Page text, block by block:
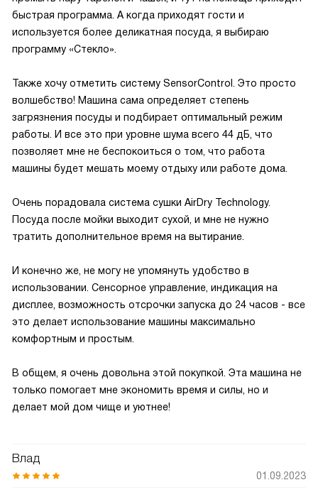
быстрая программа. А когда приходят гости и
используется более деликатная посуда, я выбираю
программу «Стекло».
Также хочу отметить систему SensorControl. Это просто
волшебство! Машина сама определяет степень
загрязнения посуды и подбирает оптимальный режим
работы. И все это при уровне шума всего 44 дБ, что
позволяет мне не беспокоиться о том, что работа
машины будет мешать моему отдыху или работе дома.
Очень порадовала система сушки AirDry Technology.
Посуда после мойки выходит сухой, и мне не нужно
тратить дополнительное время на вытирание.
И конечно же, не могу не упомянуть удобство в
использовании. Сенсорное управление, индикация на
дисплее, возможность отсрочки запуска до 24 часов - все
это делает использование машины максимально
комфортным и простым.
В общем, я очень довольна этой покупкой. Эта машина не
только помогает мне экономить время и силы, но и
делает мой дом чище и уютнее!
Влад
01.09.2023